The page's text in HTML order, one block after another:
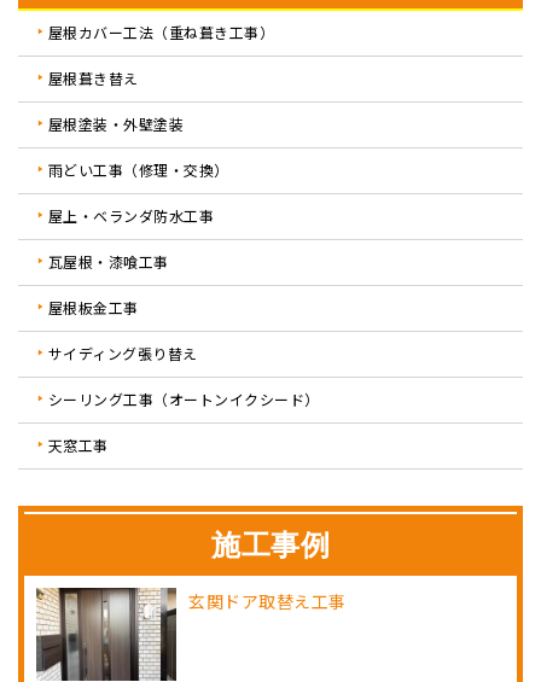
屋根カバー工法（重ね葺き工事）
屋根葺き替え
屋根塗装・外壁塗装
雨どい工事（修理・交換）
屋上・ベランダ防水工事
瓦屋根・漆喰工事
屋根板金工事
サイディング張り替え
シーリング工事（オートンイクシード）
天窓工事
施工事例
玄関ドア取替え工事